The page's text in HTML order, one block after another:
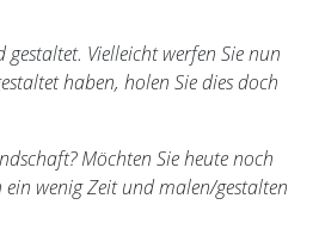
gestaltet. Vielleicht werfen Sie nun
haben, holen Sie dies doch
Möchten Sie heute noch
ein wenig Zeit und malen/gestalten